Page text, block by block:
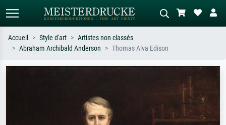
abstrait avec beaucoup de rouge,
tableau sombre, nu debout près d'un
arbre.
Accueil Style d'art
Artistes non classés
Abraham Archibald Anderson
Thomas Alva Edison